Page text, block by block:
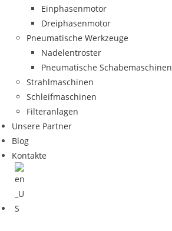
Einphasenmotor
Dreiphasenmotor
Pneumatische Werkzeuge
Nadelentroster
Pneumatische Schabemaschinen
Strahlmaschinen
Schleifmaschinen
Filteranlagen
Unsere Partner
Blog
Kontakte